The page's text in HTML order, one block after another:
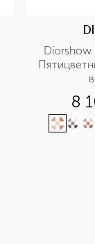
Diorshow
8